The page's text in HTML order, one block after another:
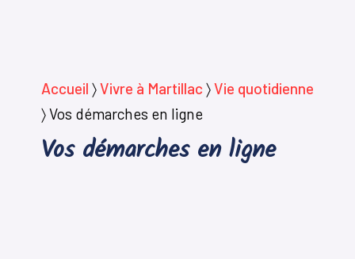
Accueil 〉Vivre à Martillac 〉Vie quotidienne
〉Vos démarches en ligne
Vos démarches en ligne